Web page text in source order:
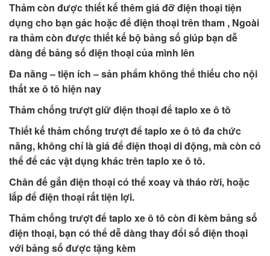
Thảm còn được thiết kế thêm giá đỡ điện thoại tiện
dụng cho bạn gác hoặc để điện thoại trên tham , Ngoài
ra thảm còn được thiết kế bộ bảng số giúp bạn dễ
dàng để bảng số điện thoại của mình lên
Đa năng – tiện ích – sản phẩm không thể thiếu cho nội
thất xe ô tô hiện nay
Thảm chống trượt giữ điện thoại để taplo xe ô tô
Thiết kế thảm chống trượt để taplo xe ô tô đa chức
năng, không chỉ là giá để điện thoại di động, mà còn có
thể để các vật dụng khác trên taplo xe ô tô.
Chân đế gắn điện thoại có thể xoay và tháo rời, hoặc
lắp để điện thoại rất tiện lợi.
Thảm chống trượt để taplo xe ô tô còn đi kèm bảng số
điện thoại, bạn có thể dễ dàng thay đổi số điện thoại
với bảng số được tặng kèm